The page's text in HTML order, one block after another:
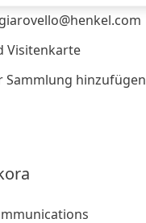
Visitenkarte
Sammlung hinzufügen